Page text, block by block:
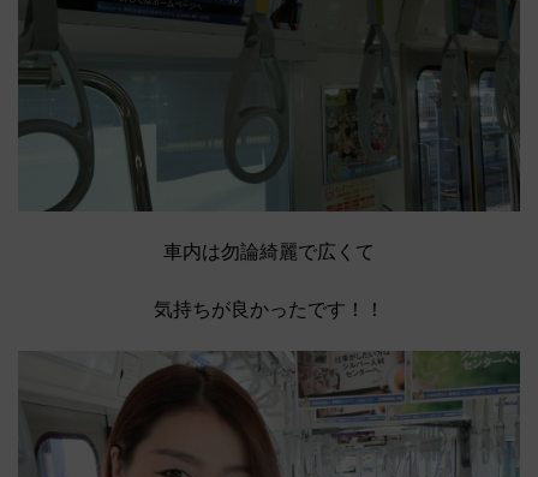
車内は勿論綺麗で広くて
気持ちが良かったです！！